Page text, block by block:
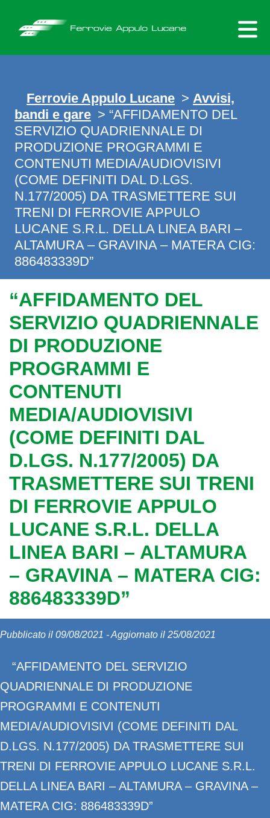
content
Ferrovie Appulo Lucane > Avvisi,
bandi e gare > “AFFIDAMENTO DEL
SERVIZIO QUADRIENNALE DI
PRODUZIONE PROGRAMMI E
CONTENUTI MEDIA/AUDIOVISIVI
(COME DEFINITI DAL D.LGS.
N.177/2005) DA TRASMETTERE SUI
TRENI DI FERROVIE APPULO
LUCANE S.R.L. DELLA LINEA BARI –
ALTAMURA – GRAVINA – MATERA CIG:
886483339D”
“AFFIDAMENTO DEL
SERVIZIO QUADRIENNALE
DI PRODUZIONE
PROGRAMMI E
CONTENUTI
MEDIA/AUDIOVISIVI
(COME DEFINITI DAL
D.LGS. N.177/2005) DA
TRASMETTERE SUI TRENI
DI FERROVIE APPULO
LUCANE S.R.L. DELLA
LINEA BARI – ALTAMURA
– GRAVINA – MATERA CIG:
886483339D”
Pubblicato il 09/08/2021 - Aggiornato il 25/08/2021
“AFFIDAMENTO DEL SERVIZIO
QUADRIENNALE DI PRODUZIONE
PROGRAMMI E CONTENUTI
MEDIA/AUDIOVISIVI (COME DEFINITI DAL
D.LGS. N.177/2005) DA TRASMETTERE SUI
TRENI DI FERROVIE APPULO LUCANE S.R.L.
DELLA LINEA BARI – ALTAMURA – GRAVINA –
MATERA CIG: 886483339D”